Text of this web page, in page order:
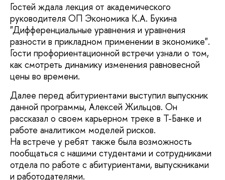
Гостей ждала лекция от академического
руководителя ОП Экономика К.А. Букина
"Дифференциальные уравнения и уравнения
разности в прикладном применении в экономике".
Гости профориентационной встречи узнали о том,
как смотреть динамику изменения равновесной
цены во времени.
Далее перед абитуриентами выступил выпускник
данной программы, Алексей Жильцов. Он
рассказал о своем карьерном треке в Т-Банке и
работе аналитиком моделей рисков.
На встрече у ребят также была возможность
пообщаться с нашими студентами и сотрудниками
отдела по работе с абитуриентами, выпускниками
и работодателями.